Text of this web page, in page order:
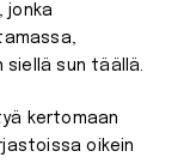
jonka
sun täällä.
kertomaan
oikein